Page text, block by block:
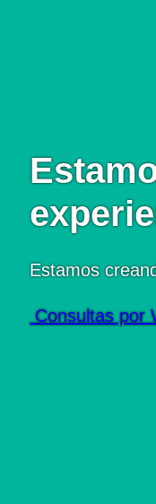
Estamos
Consultas por